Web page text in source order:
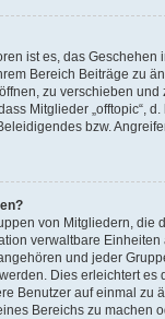
ist es, das Geschehen
Bereich Beiträge zu
zu verschieben
Mitglieder „offtopic“,
bzw.
von Mitgliedern, die
verwaltbare Einheiten
und jeder
Dies erleichtert es
Benutzer auf einmal zu
Bereichs zu machen